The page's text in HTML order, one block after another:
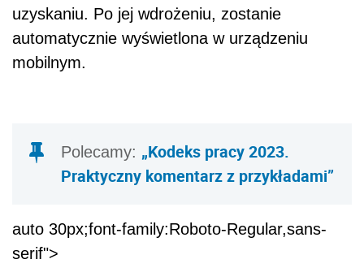
uzyskaniu. Po jej wdrożeniu, zostanie
automatycznie wyświetlona w urządzeniu
mobilnym.
Polecamy: „Kodeks pracy 2023.
Praktyczny komentarz z przykładami”
auto 30px;font-family:Roboto-Regular,sans-
serif">